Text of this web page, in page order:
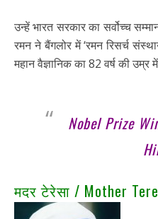
उन्हें भारत सरकार का सर्वोच्च
रमन ने बैंगलोर में ‘रमन रिसर्च
महान वैज्ञानिक का 82 वर्ष की उम्र
Nobel Prize
मदर टेरेसा / Mother